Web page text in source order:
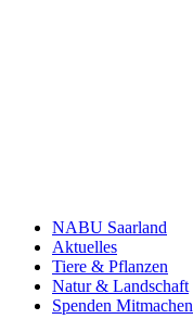
NABU Saarland
Aktuelles
Tiere & Pflanzen
Natur & Landschaft
Spenden Mitmachen